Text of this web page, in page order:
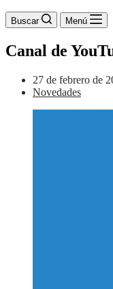
Buscar Menú
Canal de
27 de febrero de
Novedades